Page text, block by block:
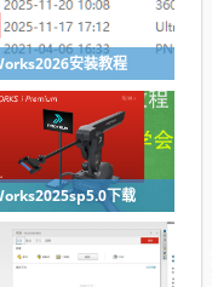
安装教程
下载